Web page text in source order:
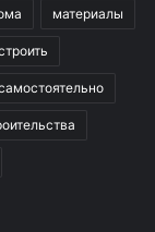
материалы